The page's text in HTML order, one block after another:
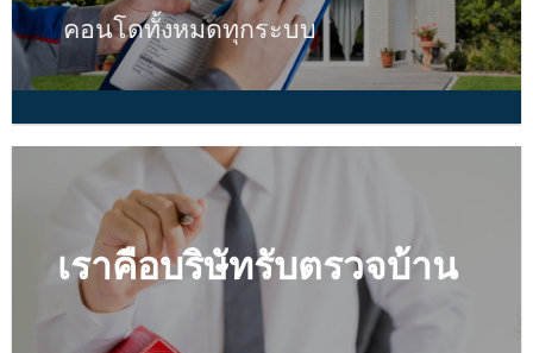
คอนโดทั้งหมดทุกระบบ
เราคือบริษัทรับตรวจบ้าน